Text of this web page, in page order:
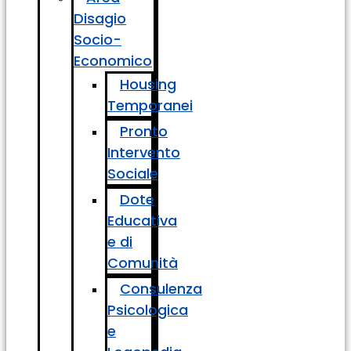
Disagio
Socio-
Economico
Housing
Temporanei
Pronto
Intervento
Sociale
Dote
Educativa
e di
Comunità
Consulenza
Psicologica
e